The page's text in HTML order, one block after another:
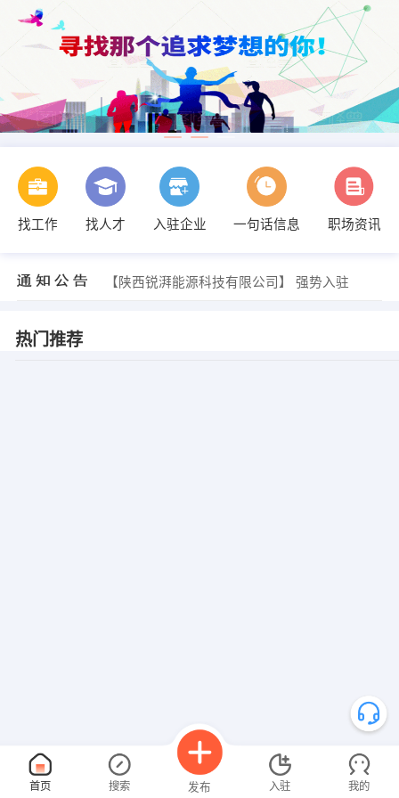
找工作 找人才 入驻企业 一句话信息
职场资讯
【陕西锐湃能源科技有限公司】 强势入驻
热门推荐
首页 搜索 发布 入驻 我的